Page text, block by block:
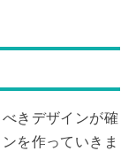
きデザインが確
を作っていきま